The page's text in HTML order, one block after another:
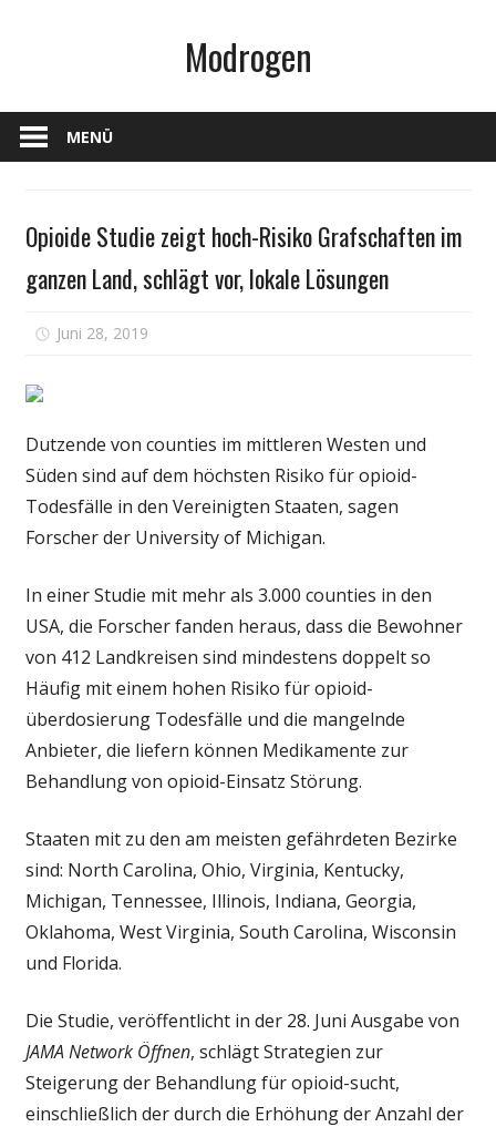
Modrogen
MENÜ
Opioide Studie zeigt hoch-Risiko Grafschaften im
ganzen Land, schlägt vor, lokale Lösungen
Juni 28, 2019
hoch-
Risiko
Grafschaften
im
schlägt
vor,
lokale
Dutzende von counties im mittleren Westen und
Süden sind auf dem höchsten Risiko für opioid-
Todesfälle in den Vereinigten Staaten, sagen
Forscher der University of Michigan.
In einer Studie mit mehr als 3.000 counties in den
USA, die Forscher fanden heraus, dass die Bewohner
von 412 Landkreisen sind mindestens doppelt so
Häufig mit einem hohen Risiko für opioid-
überdosierung Todesfälle und die mangelnde
Anbieter, die liefern können Medikamente zur
Behandlung von opioid-Einsatz Störung.
Staaten mit zu den am meisten gefährdeten Bezirke
sind: North Carolina, Ohio, Virginia, Kentucky,
Michigan, Tennessee, Illinois, Indiana, Georgia,
Oklahoma, West Virginia, South Carolina, Wisconsin
und Florida.
Die Studie, veröffentlicht in der 28. Juni Ausgabe von
JAMA Network Öffnen, schlägt Strategien zur
Steigerung der Behandlung für opioid-sucht,
einschließlich der durch die Erhöhung der Anzahl der